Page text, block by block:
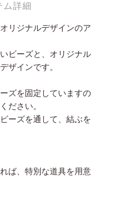
ム詳細
リジナルデザインのア
ビーズと、オリジナル
ザインです。
ズを固定していますの
ださい。
ーズを通して、結ぶを
ば、特別な道具を用意